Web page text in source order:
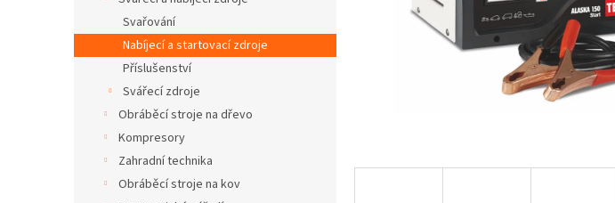
l
Svařování
Nabíjecí a startovací zdroje
Příslušenství
Svářecí zdroje
Obráběcí stroje na dřevo
Kompresory
Zahradní technika
Obráběcí stroje na kov